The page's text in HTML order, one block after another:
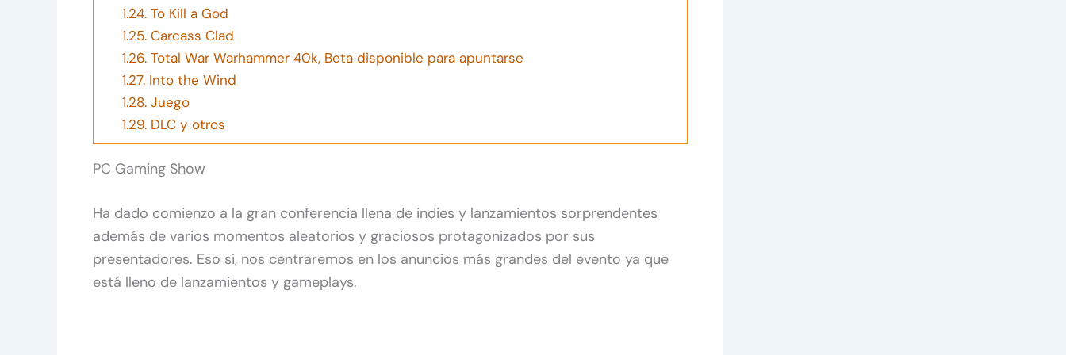
1.24.To Kill a God
1.25.Carcass Clad
1.26.Total War Warhammer 40k, Beta disponible para apuntarse
1.27.Into the Wind
1.28.Juego
1.29.DLC y otros
PC Gaming Show
Ha dado comienzo a la gran conferencia llena de indies y lanzamientos sorprendentes
además de varios momentos aleatorios y graciosos protagonizados por sus
presentadores. Eso si, nos centraremos en los anuncios más grandes del evento ya que
está lleno de lanzamientos y gameplays.